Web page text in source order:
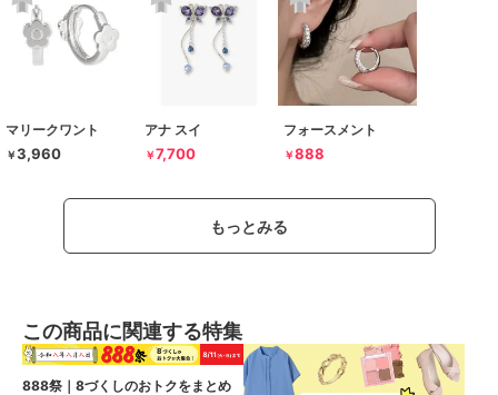
マリークワント
￥3,960
アナ スイ
￥7,700
フォースメント
￥888
もっとみる
この商品に関連する特集
888祭｜8づくしのおトクをまとめ